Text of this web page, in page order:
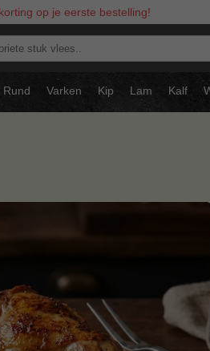
op je eerste bestelling!
Rund Varken Kip Lam Kalf